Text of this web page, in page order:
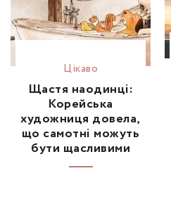
Цікаво
Щастя наодинці:
Корейська
художниця довела,
що самотні можуть
бути щасливими